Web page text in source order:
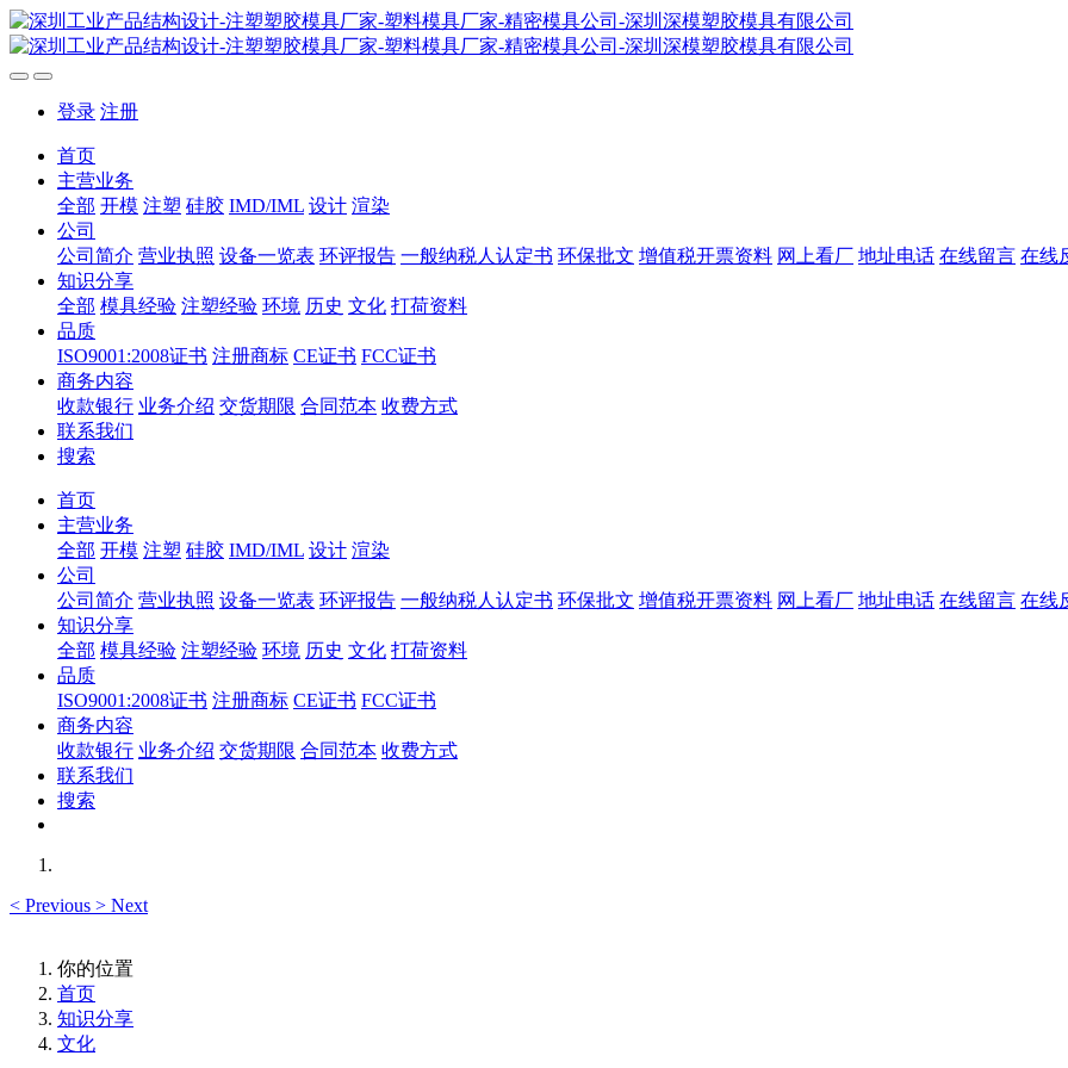
登录 注册
首页
主营业务
全部 开模 注塑 硅胶 IMD/IML 设计 渲染
公司
公司简介 营业执照 设备一览表 环评报告 一般纳税人认定书 环保批文 增值税开票资料 网上看厂 地址电话 在线留言 在线
知识分享
全部 模具经验 注塑经验 环境 历史 文化 打荷资料
品质
ISO9001:2008证书 注册商标 CE证书 FCC证书
商务内容
收款银行 业务介绍 交货期限 合同范本 收费方式
联系我们
搜索
首页
主营业务
全部 开模 注塑 硅胶 IMD/IML 设计 渲染
公司
公司简介 营业执照 设备一览表 环评报告 一般纳税人认定书 环保批文 增值税开票资料 网上看厂 地址电话 在线留言 在线
知识分享
全部 模具经验 注塑经验 环境 历史 文化 打荷资料
品质
ISO9001:2008证书 注册商标 CE证书 FCC证书
商务内容
收款银行 业务介绍 交货期限 合同范本 收费方式
联系我们
搜索
< Previous > Next
你的位置
首页
知识分享
文化